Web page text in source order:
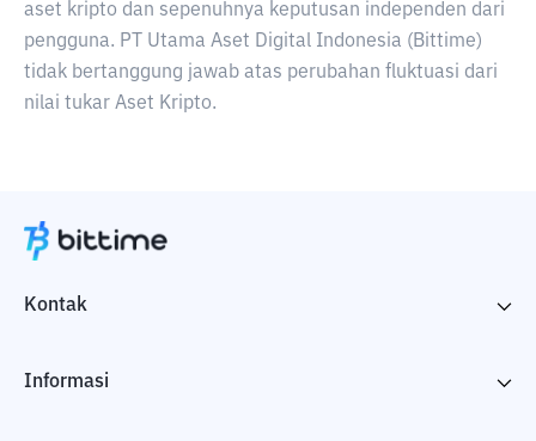
aset kripto dan sepenuhnya keputusan independen dari
pengguna. PT Utama Aset Digital Indonesia (Bittime)
tidak bertanggung jawab atas perubahan fluktuasi dari
nilai tukar Aset Kripto.
Kontak
Informasi